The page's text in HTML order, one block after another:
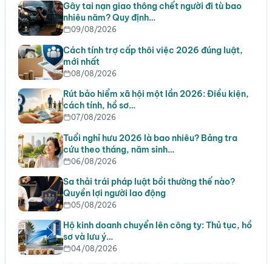
Gây tai nạn giao thông chết người đi tù bao
nhiêu năm? Quy định…
09/08/2026
Cách tính trợ cấp thôi việc 2026 đúng luật,
mới nhất
08/08/2026
Rút bảo hiểm xã hội một lần 2026: Điều kiện,
cách tính, hồ sơ…
07/08/2026
Tuổi nghỉ hưu 2026 là bao nhiêu? Bảng tra
cứu theo tháng, năm sinh…
06/08/2026
Sa thải trái pháp luật bồi thường thế nào?
Quyền lợi người lao động
05/08/2026
Hộ kinh doanh chuyển lên công ty: Thủ tục, hồ
sơ và lưu ý…
04/08/2026